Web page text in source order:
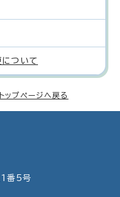
ついて
トップページへ戻る
番5号